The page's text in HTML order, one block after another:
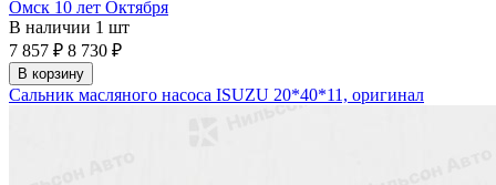
Омск 10 лет Октября
В наличии 1 шт
7 857 ₽ 8 730 ₽
В корзину
Сальник масляного насоса ISUZU 20*40*11, оригинал